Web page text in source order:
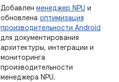
Добавлен менеджер NPU и
обновлена ​​оптимизация
производительности Android
для документирования
архитектуры, интеграции и
мониторинга
производительности
менеджера NPU.